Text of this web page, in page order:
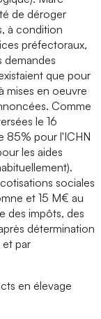
de déroger
à condition
préfectoraux,
que pour
mises en oeuvre
Comme
le 16
85% pour l'ICHN
les aides
sociales
et 15 M€ au
des impôts, des
détermination
et par
en élevage